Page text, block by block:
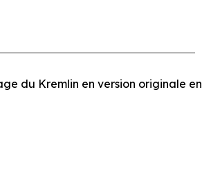
du Kremlin en version originale en